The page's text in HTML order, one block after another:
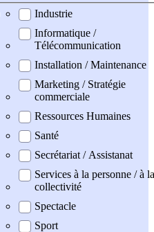
Industrie
Informatique /
Télécommunication
Installation / Maintenance
Marketing / Stratégie
commerciale
Ressources Humaines
Santé
Secrétariat / Assistanat
Services à la personne / à la
collectivité
Spectacle
Sport